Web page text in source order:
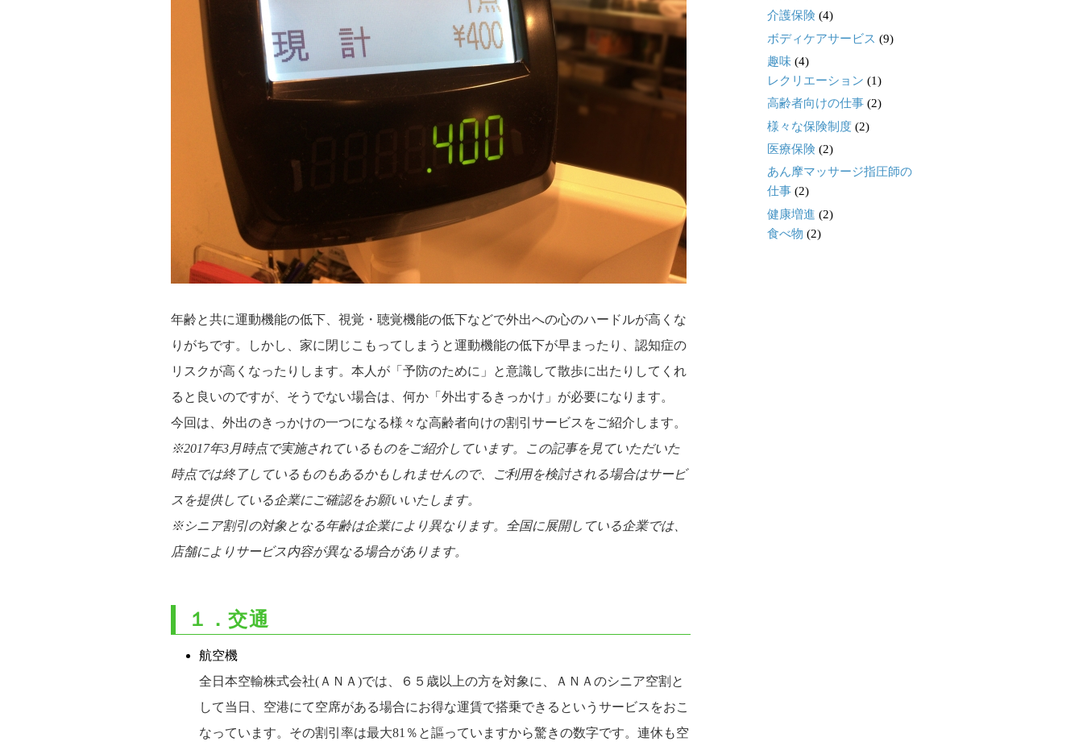
年齢と共に運動機能の低下、視覚・聴覚機能の低下などで外出への心のハードルが高くな
りがちです。しかし、家に閉じこもってしまうと運動機能の低下が早まったり、認知症の
リスクが高くなったりします。本人が「予防のために」と意識して散歩に出たりしてくれ
ると良いのですが、そうでない場合は、何か「外出するきっかけ」が必要になります。
今回は、外出のきっかけの一つになる様々な高齢者向けの割引サービスをご紹介します。
※2017年3月時点で実施されているものをご紹介しています。この記事を見ていただいた
時点では終了しているものもあるかもしれませんので、ご利用を検討される場合はサービ
スを提供している企業にご確認をお願いいたします。
※シニア割引の対象となる年齢は企業により異なります。全国に展開している企業では、
店舗によりサービス内容が異なる場合があります。
１．交通
航空機
全日本空輸株式会社(ＡＮＡ)では、６５歳以上の方を対象に、ＡＮＡのシニア空割と
して当日、空港にて空席がある場合にお得な運賃で搭乗できるというサービスをおこ
なっています。その割引率は最大81％と謳っていますから驚きの数字です。連休も空
介護保険 (4)
ボディケアサービス (9)
趣味 (4)
レクリエーション (1)
高齢者向けの仕事 (2)
様々な保険制度 (2)
医療保険 (2)
あん摩マッサージ指圧師の
仕事 (2)
健康増進 (2)
食べ物 (2)